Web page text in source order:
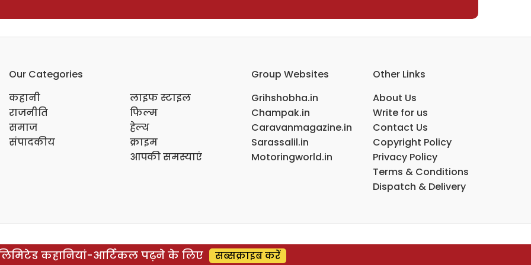
Our Categories
कहानी
राजनीति
समाज
संपादकीय
लाइफ स्टाइल
फिल्म
हेल्थ
क्राइम
आपकी समस्याएं
Group Websites
Grihshobha.in
Champak.in
Caravanmagazine.in
Sarassalil.in
Motoringworld.in
Other Links
About Us
Write for us
Contact Us
Copyright Policy
Privacy Policy
Terms & Conditions
Dispatch & Delivery
कहानियां-आर्टिकल पढ़ने के लिए सब्सक्राइब करें